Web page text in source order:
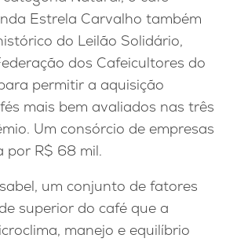
Estrela Carvalho também
do Leilão Solidário,
dos Cafeicultores do
permitir a aquisição
mais bem avaliados nas três
Um consórcio de empresas
por R$ 68 mil.
um conjunto de fatores
superior do café que a
manejo e equilíbrio